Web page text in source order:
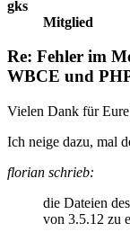
gks
Mitglied
Re: Fehler im
WBCE und
Vielen Dank für
Ich neige dazu, mal
florian schrieb:
die Dateien
von 3.5.12 zu